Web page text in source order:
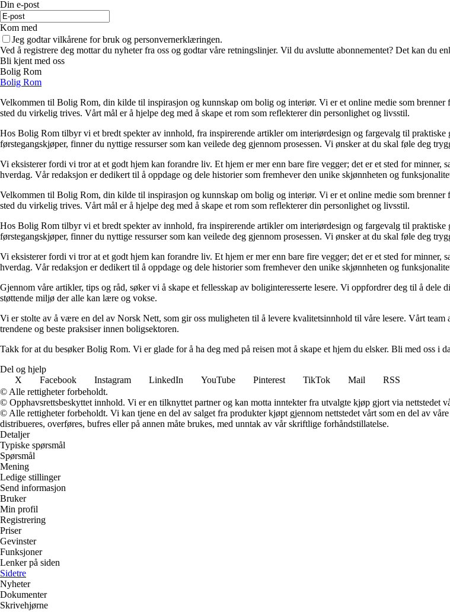
Din e-post
Kom med
Jeg godtar vilkårene for bruk og personvernerklæringen.
Ved å registrere deg mottar du nyheter fra oss og godtar våre retningslinjer. Vil du avslutte abonnementet? Det kan du
Bli kjent med oss
Bolig Rom
Bolig Rom
Velkommen til Bolig Rom, din kilde til inspirasjon og kunnskap om bolig og interiør. Vi er et online medie som brenner
sted du virkelig trives. Vårt mål er å hjelpe deg med å skape et rom som reflekterer din personlighet og livsstil.
Hos Bolig Rom tilbyr vi et bredt spekter av innhold, fra inspirerende artikler om interiørdesign og fargevalg til
førstegangskjøper, finner du nyttige ressurser som kan veilede deg gjennom prosessen. Vi ønsker at du skal føle deg
Vi eksisterer fordi vi tror at et godt hjem kan forandre liv. Et hjem er mer enn bare fire vegger; det er et sted for
hverdag. Vår redaksjon er dedikert til å oppdage og dele historier som fremhever den unike skjønnheten og
Velkommen til Bolig Rom, din kilde til inspirasjon og kunnskap om bolig og interiør. Vi er et online medie som brenner
sted du virkelig trives. Vårt mål er å hjelpe deg med å skape et rom som reflekterer din personlighet og livsstil.
Hos Bolig Rom tilbyr vi et bredt spekter av innhold, fra inspirerende artikler om interiørdesign og fargevalg til
førstegangskjøper, finner du nyttige ressurser som kan veilede deg gjennom prosessen. Vi ønsker at du skal føle deg
Vi eksisterer fordi vi tror at et godt hjem kan forandre liv. Et hjem er mer enn bare fire vegger; det er et sted for
hverdag. Vår redaksjon er dedikert til å oppdage og dele historier som fremhever den unike skjønnheten og
Gjennom våre artikler, tips og råd, søker vi å skape et fellesskap av boliginteresserte lesere. Vi oppfordrer deg til å dele
støttende miljø der alle kan lære og vokse.
Vi er stolte av å være en del av Norsk Nett, som gir oss muligheten til å levere kvalitetsinnhold til våre lesere. Vårt
trendene og beste praksiser innen boligsektoren.
Takk for at du besøker Bolig Rom. Vi er glade for å ha deg med på reisen mot å skape et hjem du elsker. Bli med oss i
Del og hjelp
X
Facebook Instagram LinkedIn YouTube Pinterest TikTok Mail
RSS
© Alle rettigheter forbeholdt.
© Opphavsrettsbeskyttet innhold. Vi er en tilknyttet partner og kan motta inntekter fra utvalgte kjøp gjort via nettstedet
© Alle rettigheter forbeholdt. Vi kan tjene en del av salget fra produkter kjøpt gjennom nettstedet vårt som en del av
distribueres, overføres, bufres eller på annen måte brukes, med unntak av vår skriftlige forhåndstillatelse.
Detaljer
Typiske spørsmål
Spørsmål
Mening
Ledige stillinger
Send informasjon
Bruker
Min profil
Registrering
Priser
Gevinster
Funksjoner
Lenker på siden
Sidetre
Nyheter
Dokumenter
Skrivehjørne